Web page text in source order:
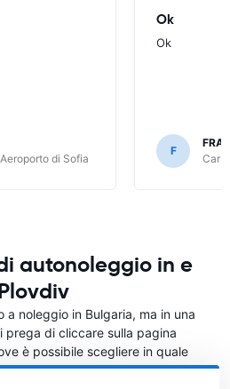
di Sofia
Ok
Ok
F
autonoleggio in e
a noleggio in Bulgaria, ma in una
di cliccare sulla pagina
è possibile scegliere in quale
l'auto.